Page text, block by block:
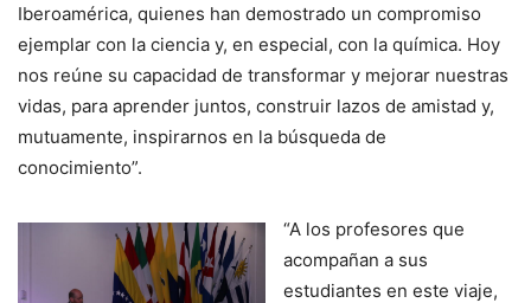
Iberoamérica, quienes han demostrado un compromiso
ejemplar con la ciencia y, en especial, con la química. Hoy
nos reúne su capacidad de transformar y mejorar nuestras
vidas, para aprender juntos, construir lazos de amistad y,
mutuamente, inspirarnos en la búsqueda de
conocimiento”.
“A los profesores que
acompañan a sus
estudiantes en este viaje,